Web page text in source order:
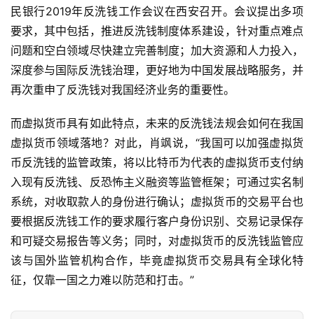
民银行2019年反洗钱工作会议在西安召开。会议提出多项
要求，其中包括，推进反洗钱制度体系建设，针对重点难点
问题和空白领域尽快建立完善制度；加大资源和人力投入，
深度参与国际反洗钱治理，更好地为中国发展战略服务，并
再次重申了反洗钱对我国经济业务的重要性。
而虚拟货币具有如此特点，未来的反洗钱法规会如何在我国
虚拟货币领域落地？对此，肖飒说，“我国可以加强虚拟货
币反洗钱的监管政策，将以比特币为代表的虚拟货币支付纳
入现有反洗钱、反恐怖主义融资等监管框架；可通过实名制
系统，对收取款人的身份进行确认；虚拟货币的交易平台也
要根据反洗钱工作的要求履行客户身份识别、交易记录保存
和可疑交易报告等义务；同时，对虚拟货币的反洗钱监管应
该与国外监管机构合作，毕竟虚拟货币交易具有全球化特
征，仅靠一国之力难以防范和打击。”